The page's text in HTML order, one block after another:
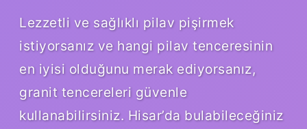
Lezzetli ve sağlıklı pilav pişirmek
istiyorsanız ve hangi pilav tenceresinin
en iyisi olduğunu merak ediyorsanız,
granit tencereleri güvenle
kullanabilirsiniz. Hisar’da bulabileceğiniz